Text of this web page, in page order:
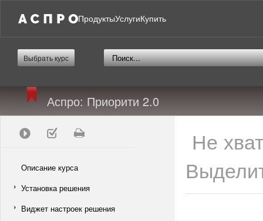
ПродуктыУслугиКупить
Выбрать курс
Аспро: Приорити 2.0
Описание курса
Установка решения
Виджет настроек решения
Не